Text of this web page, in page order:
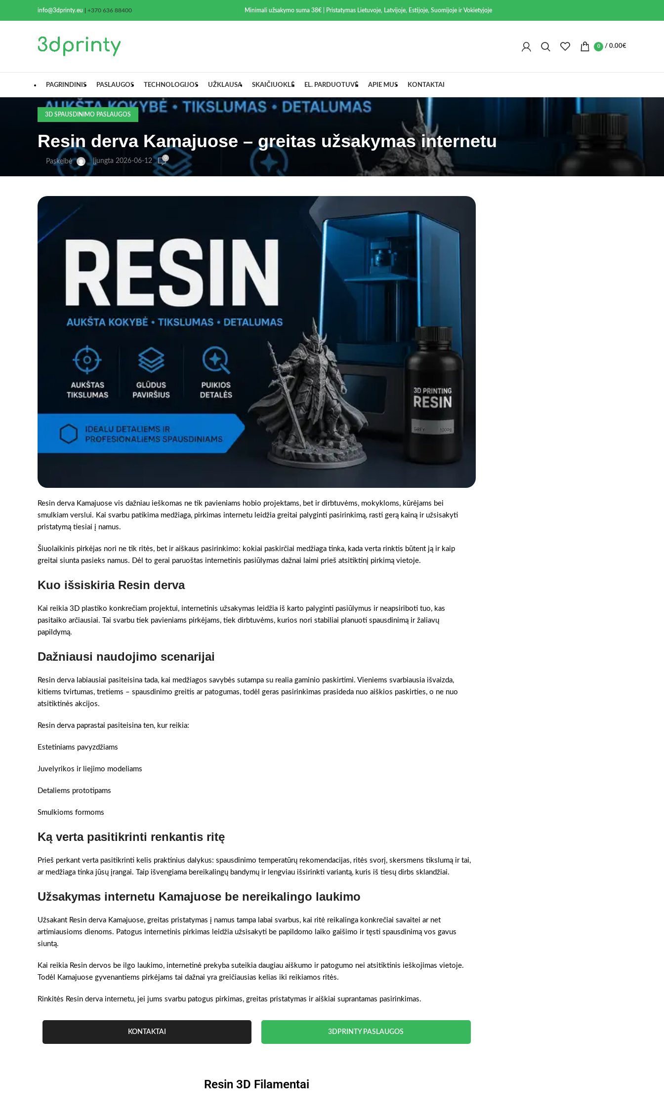
info@3dprinty.eu +370 636 88400 Minimali užsakymo suma 38€ | Pristatymas Lietuvoje, Latvijoje, Estijoje, Suomijoje ir Vokietyjoje
0 / 0.00€
PAGRINDINIS PASLAUGOS TECHNOLOGIJOS UŽKLAUSA SKAIČIUOKLĖ EL. PARDUOTUVĖ APIE MUS KONTAKTAI
3D SPAUSDINIMO PASLAUGOS
Resin derva Kamajuose – greitas užsakymas internetu
Paskelbė Įjungta 2026-06-12 0
Resin derva Kamajuose vis dažniau ieškomas ne tik pavieniams hobio projektams, bet ir dirbtuvėms, mokykloms, kūrėjams bei
smulkiam verslui. Kai svarbu patikima medžiaga, pirkimas internetu leidžia greitai palyginti pasirinkimą, rasti gerą kainą ir užsisakyti
pristatymą tiesiai į namus.
Šiuolaikinis pirkėjas nori ne tik ritės, bet ir aiškaus pasirinkimo: kokiai paskirčiai medžiaga tinka, kada verta rinktis būtent ją ir kaip
greitai siunta pasieks namus. Dėl to gerai paruoštas internetinis pasiūlymas dažnai laimi prieš atsitiktinį pirkimą vietoje.
Kuo išsiskiria Resin derva
Kai reikia 3D plastiko konkrečiam projektui, internetinis užsakymas leidžia iš karto palyginti pasiūlymus ir neapsiriboti tuo, kas
pasitaiko arčiausiai. Tai svarbu tiek pavieniams pirkėjams, tiek dirbtuvėms, kurios nori stabiliai planuoti spausdinimą ir žaliavų
papildymą.
Dažniausi naudojimo scenarijai
Resin derva labiausiai pasiteisina tada, kai medžiagos savybės sutampa su realia gaminio paskirtimi. Vieniems svarbiausia išvaizda,
kitiems tvirtumas, tretiems – spausdinimo greitis ar patogumas, todėl geras pasirinkimas prasideda nuo aiškios paskirties, o ne nuo
atsitiktinės akcijos.
Resin derva paprastai pasiteisina ten, kur reikia:
Estetiniams pavyzdžiams
Juvelyrikos ir liejimo modeliams
Detaliems prototipams
Smulkioms formoms
Ką verta pasitikrinti renkantis ritę
Prieš perkant verta pasitikrinti kelis praktinius dalykus: spausdinimo temperatūrų rekomendacijas, ritės svorį, skersmens tikslumą ir tai,
ar medžiaga tinka jūsų įrangai. Taip išvengiama bereikalingų bandymų ir lengviau išsirinkti variantą, kuris iš tiesų dirbs sklandžiai.
Užsakymas internetu Kamajuose be nereikalingo laukimo
Užsakant Resin derva Kamajuose, greitas pristatymas į namus tampa labai svarbus, kai ritė reikalinga konkrečiai savaitei ar net
artimiausioms dienoms. Patogus internetinis pirkimas leidžia užsisakyti be papildomo laiko gaišimo ir tęsti spausdinimą vos gavus
siuntą.
Kai reikia Resin dervos be ilgo laukimo, internetinė prekyba suteikia daugiau aiškumo ir patogumo nei atsitiktinis ieškojimas vietoje.
Todėl Kamajuose gyvenantiems pirkėjams tai dažnai yra greičiausias kelias iki reikiamos ritės.
Rinkitės Resin derva internetu, jei jums svarbu patogus pirkimas, greitas pristatymas ir aiškiai suprantamas pasirinkimas.
KONTAKTAI 3DPRINTY PASLAUGOS
Resin 3D Filamentai